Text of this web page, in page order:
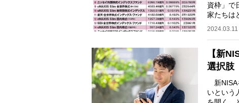
資枠」で
家たちは
【新
選択肢
新NISA
いという